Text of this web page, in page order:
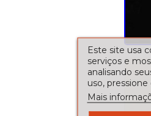
Este site usa
serviços e
analisando
uso,
Mais